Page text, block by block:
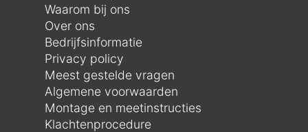
Waarom bij ons
Over ons
Bedrijfsinformatie
Privacy policy
Meest gestelde vragen
Algemene voorwaarden
Montage en meetinstructies
Klachtenprocedure